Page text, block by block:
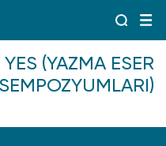
YES (YAZMA ESER
SEMPOZYUMLARI)